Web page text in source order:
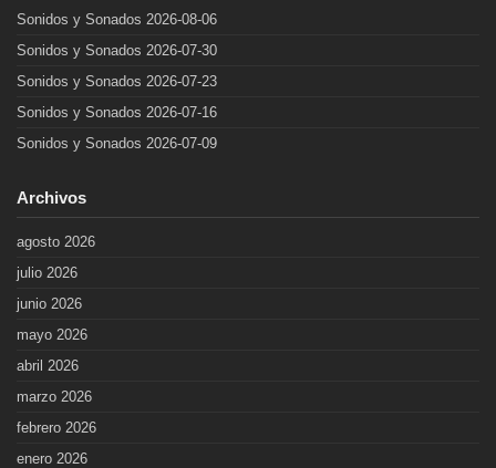
Sonidos y Sonados 2026-08-06
Sonidos y Sonados 2026-07-30
Sonidos y Sonados 2026-07-23
Sonidos y Sonados 2026-07-16
Sonidos y Sonados 2026-07-09
Archivos
agosto 2026
julio 2026
junio 2026
mayo 2026
abril 2026
marzo 2026
febrero 2026
enero 2026